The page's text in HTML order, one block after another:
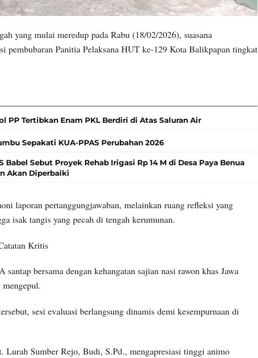
yang mulai meredup pada Rabu (18/02/2026), suasana
pembubaran Panitia Pelaksana HUT ke-129 Kota Balikpapan tingkat
PP Tertibkan Enam PKL Berdiri di Atas Saluran Air
Sepakati KUA-PPAS Perubahan 2026
Sebut Proyek Rehab Irigasi Rp 14 M di Desa Paya Benua
Akan Diperbaiki
laporan pertanggungjawaban, melainkan ruang refleksi yang
isak tangis yang pecah di tengah kerumunan.
Kritis
bersama dengan kehangatan sajian nasi rawon khas Jawa
sesi evaluasi berlangsung dinamis demi kesempurnaan di
Lurah Sumber Rejo, Budi, S.Pd., mengapresiasi tinggi animo